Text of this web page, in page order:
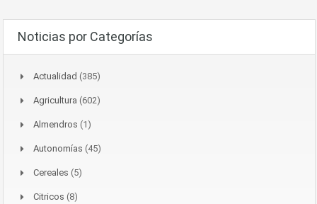
Noticias por Categorías
Actualidad (385)
Agricultura (602)
Almendros (1)
Autonomías (45)
Cereales (5)
Citricos (8)